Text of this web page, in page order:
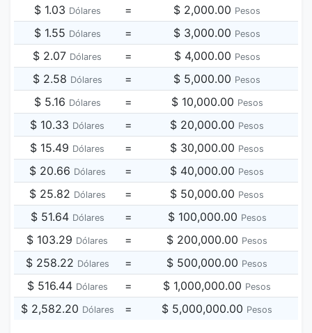
$ 1.03 Dólares = $ 2,000.00 Pesos
$ 1.55 Dólares = $ 3,000.00 Pesos
$ 2.07 Dólares = $ 4,000.00 Pesos
$ 2.58 Dólares = $ 5,000.00 Pesos
$ 5.16 Dólares = $ 10,000.00 Pesos
$ 10.33 Dólares = $ 20,000.00 Pesos
$ 15.49 Dólares = $ 30,000.00 Pesos
$ 20.66 Dólares = $ 40,000.00 Pesos
$ 25.82 Dólares = $ 50,000.00 Pesos
$ 51.64 Dólares = $ 100,000.00 Pesos
$ 103.29 Dólares = $ 200,000.00 Pesos
$ 258.22 Dólares = $ 500,000.00 Pesos
$ 516.44 Dólares = $ 1,000,000.00 Pesos
$ 2,582.20 Dólares = $ 5,000,000.00 Pesos